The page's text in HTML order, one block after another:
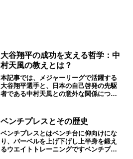
大谷翔平の成功を支える哲学：中
村天風の教えとは？
本記事では、メジャーリーグで活躍する
大谷翔平選手と、日本の自己啓発の先駆
者である中村天風との意外な関係につい
の重要性について詳しく解説し、彼の成
功の秘訣を明らかにします。スポーツ選
手だけではなく、ビジネスや日常生活に
おいても役立つ中村天風の教えを通じ
て、大谷選手がどのようにして高いパフ
ベンチプレスとその歴史
ベンチプレスとはベンチ台に仰向けにな
り、バーベルを上げ下げし上半身を鍛え
るウエイトトレーニングですベンチプレ